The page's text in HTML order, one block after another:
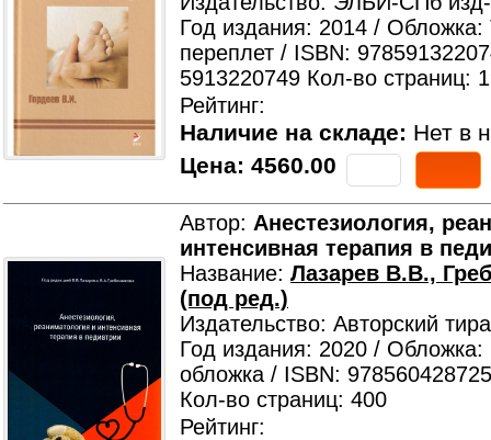
Год издания: 2014 /
переплет / ISBN:
5913220749 Кол-во страниц:
Рейтинг:
Наличие на складе: Нет в
Цена: 4560.00
Автор: Анестезиология,
интенсивная терапия в
Название: Лазарев В.В.,
(под ред.)
Издательство: Авторский
Год издания: 2020 / Обложка:
обложка / ISBN:
Кол-во страниц: 400
Рейтинг: